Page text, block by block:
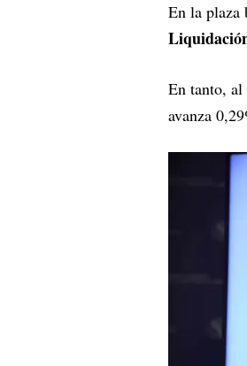
En la plaza
En tanto,
avanza